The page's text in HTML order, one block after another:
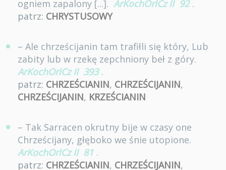
ogniem zapalony [...]. ArKochOrlCz II 92 .
patrz: CHRYSTUSOWY
– Ale chrześcijanin tam trafiłli się który, Lub
zabity lub w rzekę zepchniony beł z góry.
ArKochOrlCz II 393 .
patrz: CHRZEŚCIANIN, CHRZEŚCIJANIN,
CHRZEŚCIJANIN, KRZEŚCIANIN
– Tak Sarracen okrutny bije w czasy one
Chrześcijany, głęboko we śnie utopione.
ArKochOrlCz II 81 .
patrz: CHRZEŚCIANIN, CHRZEŚCIJANIN,